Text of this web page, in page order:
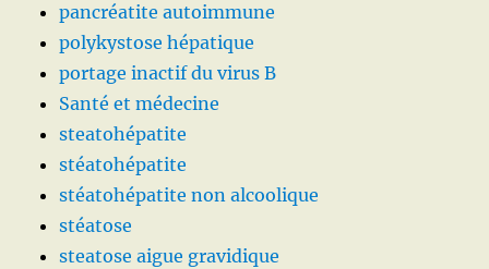
pancréatite autoimmune
polykystose hépatique
portage inactif du virus B
Santé et médecine
steatohépatite
stéatohépatite
stéatohépatite non alcoolique
stéatose
steatose aigue gravidique